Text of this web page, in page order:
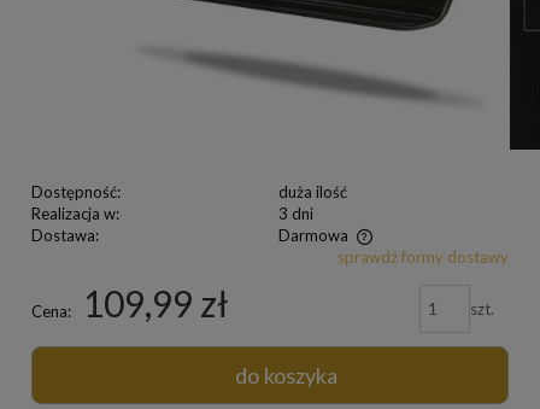
Dostępność:
duża ilość
Realizacja w:
3 dni
Dostawa:
Darmowa
sprawdź formy dostawy
Cena: 109,99 zł szt.
do koszyka